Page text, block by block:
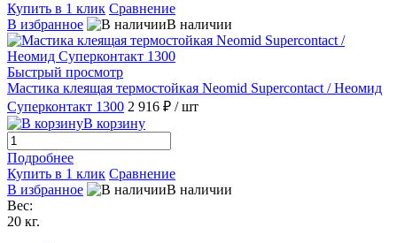
Купить в 1 клик Сравнение
В избранное
В наличии
Быстрый просмотр
Мастика клеящая термостойкая Neomid Supercontact / Неомид
Суперконтакт 1300 2 916 ₽ / шт
В корзину
Подробнее
Купить в 1 клик Сравнение
В избранное
В наличии
Вес:
20 кг.